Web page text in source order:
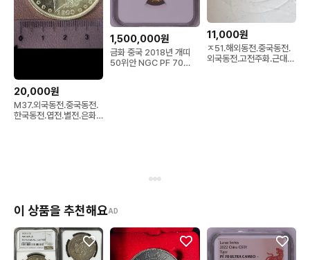
20,000원
M37.외국동전.중국동전.
한국동전.엽전.별전.은화.
1,500,000원
금화 중국 2018년 개띠
50위안 NGC PF 70
11,000원
ㅈ51.해외동전.중국동전.
외국동전.고전주화.근대주
이 상품을 추천해요AD